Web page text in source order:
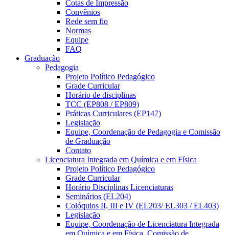
Cotas de Impressão
Convênios
Rede sem fio
Normas
Equipe
FAQ
Graduação
Pedagogia
Projeto Político Pedagógico
Grade Curricular
Horário de disciplinas
TCC (EP808 / EP809)
Práticas Curriculares (EP147)
Legislação
Equipe, Coordenação de Pedagogia e Comissão
de Graduação
Contato
Licenciatura Integrada em Química e em Física
Projeto Político Pedagógico
Grade Curricular
Horário Disciplinas Licenciaturas
Seminários (EL204)
Colóquios II, III e IV (EL203/ EL303 / EL403)
Legislação
Equipe, Coordenação de Licenciatura Integrada
em Química e em Física, Comissão de